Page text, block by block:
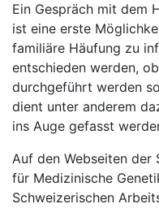
Ein Gespräch mit dem
ist eine erste
familiäre Häufung zu
entschieden werden,
durchgeführt werden
dient unter anderem
ins Auge gefasst
Auf den Webseiten der
für Medizinische
Schweizerischen